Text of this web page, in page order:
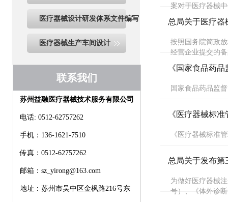
医疗器械设计研发体系文件编写
医疗器械生产车间设计
联系我们
苏州益融医疗器械技术服务有限公司
电话: 0512-62757262
手机：136-1621-7510
传真：0512-62757262
邮箱：sz_yirong@163.com
地址：苏州市吴中区金枫路216号东
案对于医疗器械
总局关于医疗器
按照国务院简政
经营企业提交的
《国家食品药
国家食品药品监
《医疗器械标
《医疗器械标准
总局关于发布第
为做好医疗器械
号）、《体外诊